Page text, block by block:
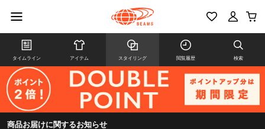
タイムライン アイテム スタイリング 閲覧履歴 検索
商品お届けに関するお知らせ